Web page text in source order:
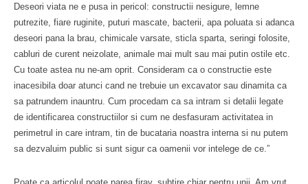
Deseori viata ne e pusa in pericol: constructii nesigure, lemne
putrezite, fiare ruginite, puturi mascate, bacterii, apa poluata si adanca
deseori pana la brau, chimicale varsate, sticla sparta, seringi folosite,
cabluri de curent neizolate, animale mai mult sau mai putin ostile etc.
Cu toate astea nu ne-am oprit. Consideram ca o constructie este
inacesibila doar atunci cand ne trebuie un excavator sau dinamita ca
sa patrundem inauntru. Cum procedam ca sa intram si detalii legate
de identificarea constructiilor si cum ne desfasuram activitatea in
perimetrul in care intram, tin de bucataria noastra interna si nu putem
sa dezvaluim public si sunt sigur ca oamenii vor intelege de ce.”